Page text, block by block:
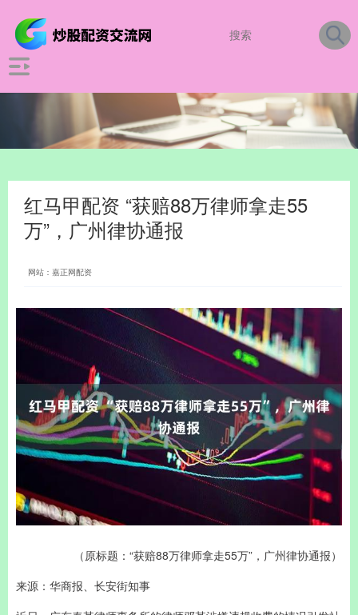
红马甲配资 “获赔88万律师拿走55
万”，广州律协通报
网站：嘉正网配资
（原标题：“获赔88万律师拿走55万”，广州律协通报）
来源：华商报、长安街知事